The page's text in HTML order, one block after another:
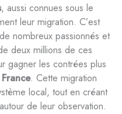
, aussi connues sous le
leur migration. C’est
nombreux passionnés et
deux millions de ces
gagner les contrées plus
. Cette migration
local, tout en créant
de leur observation.